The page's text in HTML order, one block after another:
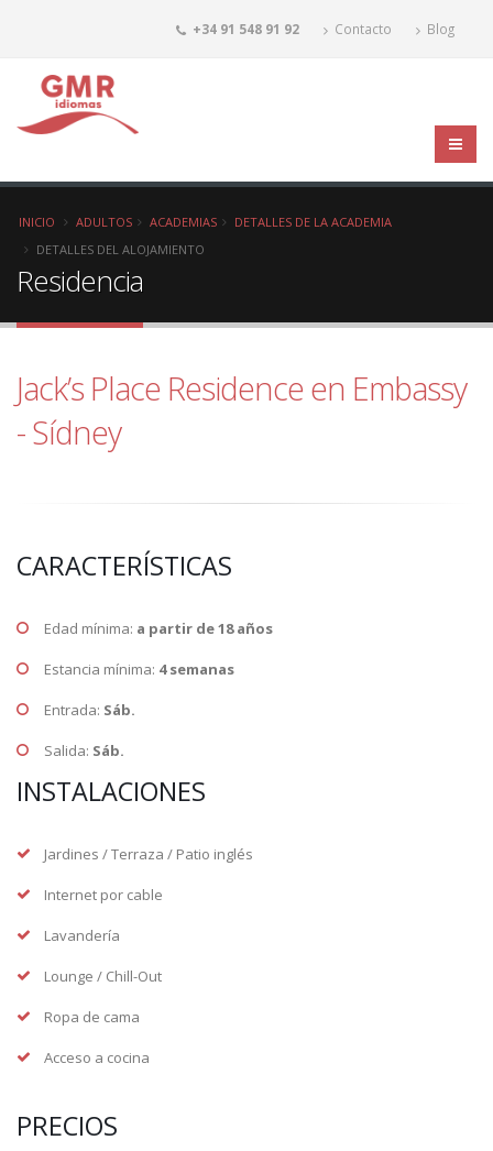
+34 91 548 91 92 Contacto Blog
INICIO ADULTOS ACADEMIAS
DETALLES DE LA ACADEMIA
DETALLES DEL ALOJAMIENTO
Residencia
Jack’s Place Residence en Embassy
- Sídney
CARACTERÍSTICAS
Edad mínima: a partir de 18 años
Estancia mínima: 4 semanas
Entrada: Sáb.
Salida: Sáb.
INSTALACIONES
Jardines / Terraza / Patio inglés
Internet por cable
Lavandería
Lounge / Chill-Out
Ropa de cama
Acceso a cocina
PRECIOS